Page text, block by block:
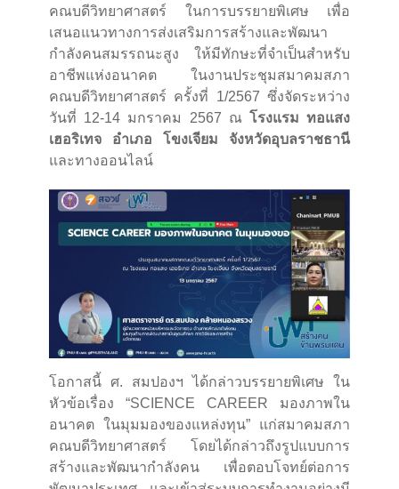
คณบดีวิทยาศาสตร์ ในการบรรยายพิเศษ เพื่อ
เสนอแนวทางการส่งเสริมการสร้างและพัฒนา
กำลังคนสมรรถนะสูง ให้มีทักษะที่จำเป็นสำหรับ
อาชีพแห่งอนาคต ในงานประชุมสมาคมสภา
คณบดีวิทยาศาสตร์ ครั้งที่ 1/2567 ซึ่งจัดระหว่าง
วันที่ 12-14 มกราคม 2567 ณ โรงแรม ทอแสง
เฮอริเทจ อำเภอ โขงเจียม จังหวัดอุบลราชธานี
และทางออนไลน์
โอกาสนี้ ศ. สมปองฯ ได้กล่าวบรรยายพิเศษ ใน
หัวข้อเรื่อง “SCIENCE CAREER มองภาพใน
อนาคต ในมุมมองของแหล่งทุน” แก่สมาคมสภา
คณบดีวิทยาศาสตร์ โดยได้กล่าวถึงรูปแบบการ
สร้างและพัฒนากำลังคน เพื่อตอบโจทย์ต่อการ